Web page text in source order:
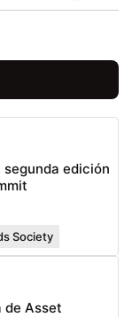
edición
Society
de Asset